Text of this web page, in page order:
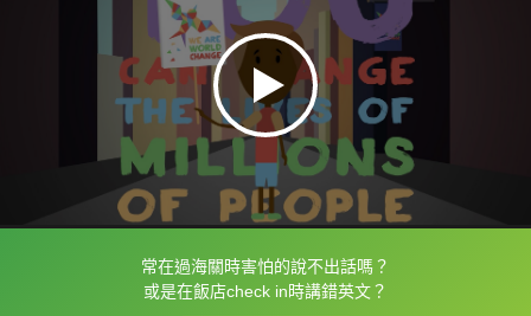
常在過海關時害怕的說不出話嗎？
或是在飯店check in時講錯英文？
框選或點兩下字幕可以直接查字典喔！